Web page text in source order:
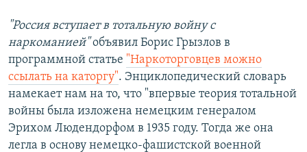
"Россия вступает в тотальную войну с
наркоманией"объявил Борис Грызлов в
программной статье "Наркоторговцев можно
ссылать на каторгу". Энциклопедический словарь
намекает нам на то, что "впервые теория тотальной
войны была изложена немецким генералом
Эрихом Людендорфом в 1935 году. Тогда же она
легла в основу немецко-фашистской военной